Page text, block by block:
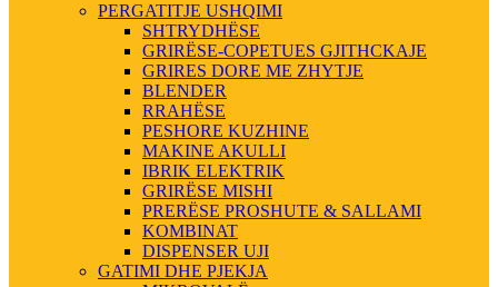
PERGATITJE USHQIMI
SHTRYDHËSE
GRIRËSE-COPETUES GJITHCKAJE
GRIRES DORE ME ZHYTJE
BLENDER
RRAHËSE
PESHORE KUZHINE
MAKINE AKULLI
IBRIK ELEKTRIK
GRIRËSE MISHI
PRERËSE PROSHUTE & SALLAMI
KOMBINAT
DISPENSER UJI
GATIMI DHE PJEKJA